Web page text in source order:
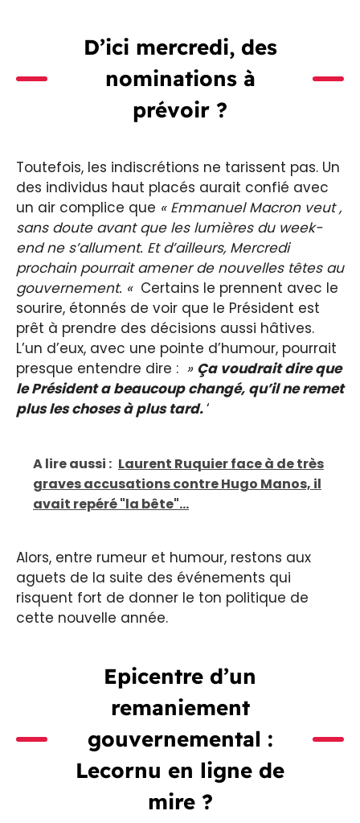
D’ici mercredi, des
nominations à
prévoir ?
Toutefois, les indiscrétions ne tarissent pas. Un
des individus haut placés aurait confié avec
un air complice que « Emmanuel Macron veut,
sans doute avant que les lumières du week-
end ne s’allument. Et d’ailleurs, Mercredi
prochain pourrait amener de nouvelles têtes au
gouvernement. « Certains le prennent avec le
sourire, étonnés de voir que le Président est
prêt à prendre des décisions aussi hâtives.
L’un d’eux, avec une pointe d’humour, pourrait
presque entendre dire : » Ça voudrait dire que
le Président a beaucoup changé, qu’il ne remet
plus les choses à plus tard.‘
A lire aussi : Laurent Ruquier face à de très
graves accusations contre Hugo Manos, il
avait repéré "la bête"...
Alors, entre rumeur et humour, restons aux
aguets de la suite des événements qui
risquent fort de donner le ton politique de
cette nouvelle année.
Epicentre d’un
remaniement
gouvernemental :
Lecornu en ligne de
mire ?